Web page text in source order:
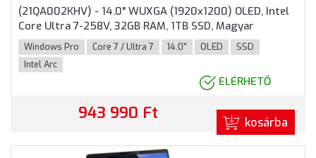
(21QA002KHV) - 14.0" WUXGA (1920x1200) OLED, Intel
Core Ultra 7-258V, 32GB RAM, 1TB SSD, Magyar
billentyűzet, Windows 11 Professional, 3 év garancia,
Szürke színben
Windows Pro Core 7 / Ultra 7 14.0" OLED
SSD
Intel Arc
ELÉRHETŐ
943 990 Ft kosárba